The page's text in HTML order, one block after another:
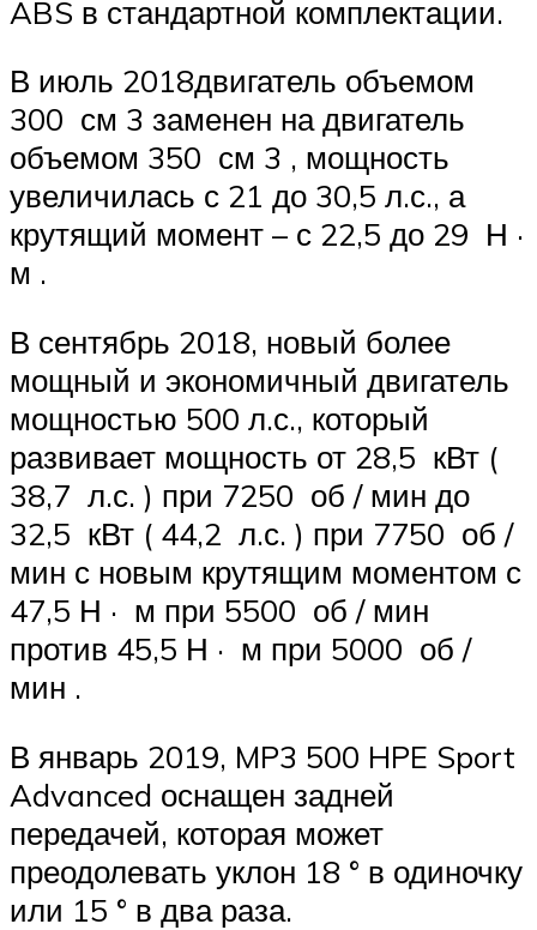
ABS в стандартной комплектации.
В июль 2018двигатель объемом
300 см 3 заменен на двигатель
объемом 350 см 3 , мощность
увеличилась с 21 до 30,5 л.с., а
крутящий момент – с 22,5 до 29 Н ·
м .
В сентябрь 2018, новый более
мощный и экономичный двигатель
мощностью 500 л.с., который
развивает мощность от 28,5 кВт (
38,7 л.с. ) при 7250 об / мин до
32,5 кВт ( 44,2 л.с. ) при 7750 об /
мин с новым крутящим моментом с
47,5 Н · м при 5500 об / мин
против 45,5 Н · м при 5000 об /
мин .
В январь 2019, MP3 500 HPE Sport
Advanced оснащен задней
передачей, которая может
преодолевать уклон 18 ° в одиночку
или 15 ° в два раза.